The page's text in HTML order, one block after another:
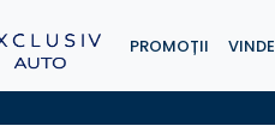
PROMOȚII